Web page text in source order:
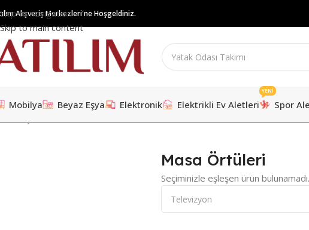
Skip to navigation
Skip to main content
Alışveriş Merkezleri'ne Hoşgeldiniz.
Mobilya Beyaz Eşya Elektronik Elektrikli Ev Aletleri Spor
YENİ
Masa Örtüleri
Seçiminizle eşleşen ürün bulunamadı.